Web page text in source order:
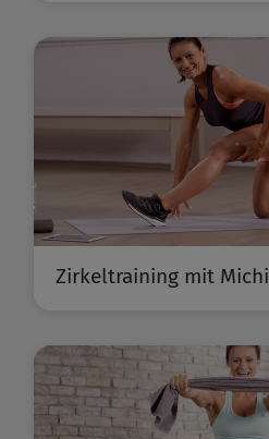
Zirkeltraining mit Michi